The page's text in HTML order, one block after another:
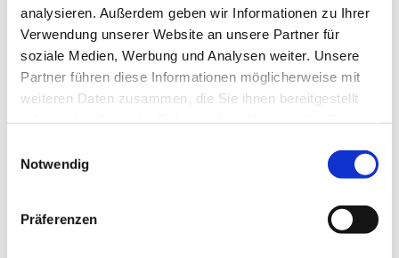
analysieren. Außerdem geben wir Informationen zu Ihrer
Verwendung unserer Website an unsere Partner für
soziale Medien, Werbung und Analysen weiter. Unsere
Partner führen diese Informationen möglicherweise mit
weiteren Daten zusammen, die Sie ihnen bereitgestellt
Notwendig
Präferenzen